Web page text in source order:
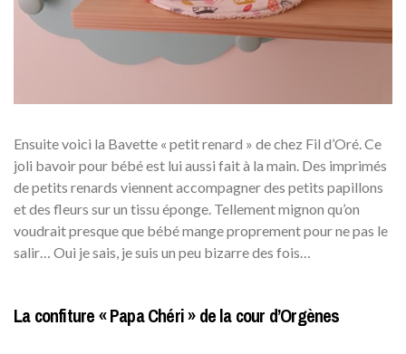
Ensuite voici la Bavette « petit renard » de chez Fil d’Oré. Ce
joli bavoir pour bébé est lui aussi fait à la main. Des imprimés
de petits renards viennent accompagner des petits papillons
et des fleurs sur un tissu éponge. Tellement mignon qu’on
voudrait presque que bébé mange proprement pour ne pas le
salir… Oui je sais, je suis un peu bizarre des fois…
La confiture « Papa Chéri » de la cour d’Orgènes